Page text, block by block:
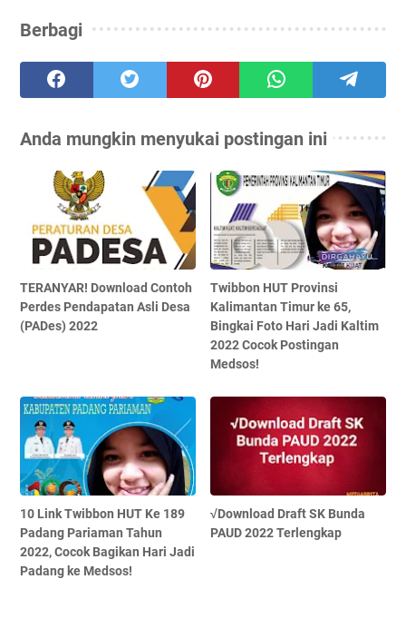
Berbagi
Anda mungkin menyukai postingan ini
TERANYAR! Download Contoh
Perdes Pendapatan Asli Desa
(PADes) 2022
Twibbon HUT Provinsi
Kalimantan Timur ke 65,
Bingkai Foto Hari Jadi Kaltim
2022 Cocok Postingan
Medsos!
10 Link Twibbon HUT Ke 189
Padang Pariaman Tahun
2022, Cocok Bagikan Hari Jadi
Padang ke Medsos!
√Download Draft SK Bunda
PAUD 2022 Terlengkap